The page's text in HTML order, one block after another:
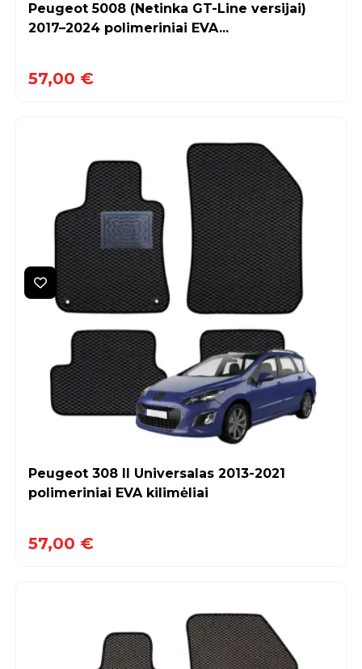
Peugeot 5008 (Netinka GT-Line versijai)
2017–2024 polimeriniai EVA...
57,00 €
Peugeot 308 II Universalas 2013-2021
polimeriniai EVA kilimėliai
57,00 €